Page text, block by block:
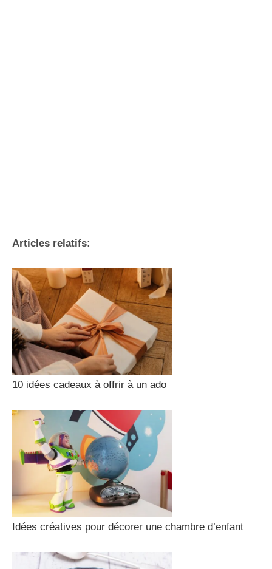
Articles relatifs:
10 idées cadeaux à offrir à un ado
Idées créatives pour décorer une chambre d’enfant